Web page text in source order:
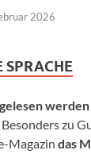
2026
SPRACHE
werden
Besonders zu
Magazin das